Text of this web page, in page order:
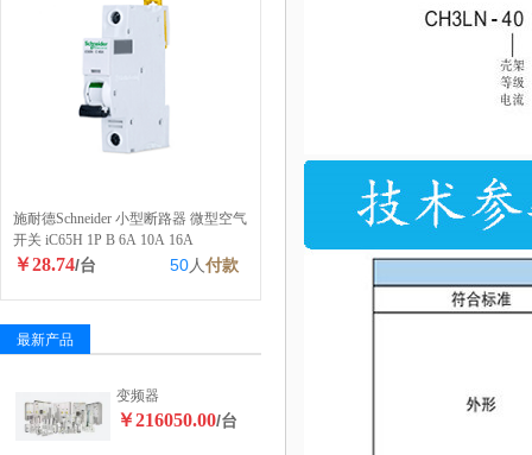
施耐德Schneider 小型断路器 微型空气
开关 iC65H 1P B 6A 10A 16A
￥28.74/台 50人付款
最新产品
变频器
￥216050.00/台